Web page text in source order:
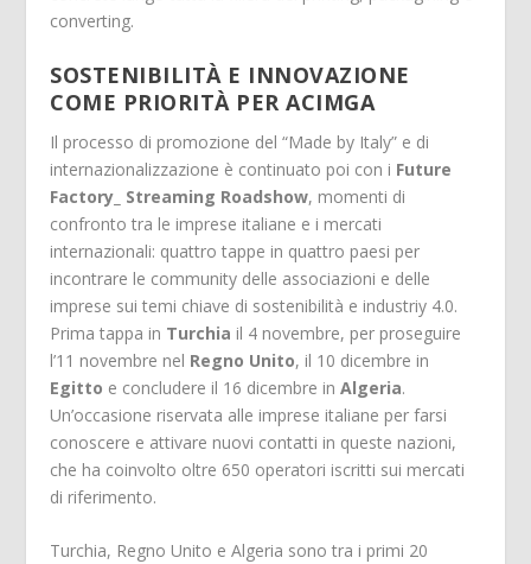
converting.
SOSTENIBILITÀ E INNOVAZIONE
COME PRIORITÀ PER ACIMGA
Il processo di promozione del “Made by Italy” e di
internazionalizzazione è continuato poi con i Future
Factory_ Streaming Roadshow, momenti di
confronto tra le imprese italiane e i mercati
internazionali: quattro tappe in quattro paesi per
incontrare le community delle associazioni e delle
imprese sui temi chiave di sostenibilità e industriy 4.0.
Prima tappa in Turchia il 4 novembre, per proseguire
l’11 novembre nel Regno Unito, il 10 dicembre in
Egitto e concludere il 16 dicembre inAlgeria.
Un’occasione riservata alle imprese italiane per farsi
conoscere e attivare nuovi contatti in queste nazioni,
che ha coinvolto oltre 650 operatori iscritti sui mercati
di riferimento.
Turchia, Regno Unito e Algeria sono tra i primi 20